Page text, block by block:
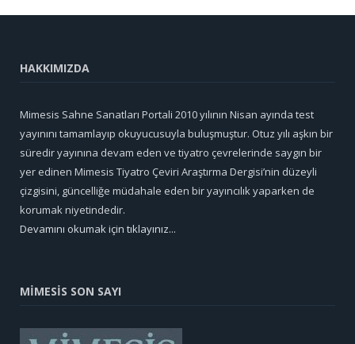
HAKKIMIZDA
Mimesis Sahne Sanatları Portali 2010 yılının Nisan ayında test
yayınını tamamlayıp okuyucusuyla buluşmuştur. Otuz yılı aşkın bir
süredir yayınına devam eden ve tiyatro çevrelerinde saygın bir
yer edinen Mimesis Tiyatro Çeviri Araştırma Dergisi’nin düzeyli
çizgisini, güncelliğe müdahale eden bir yayıncılık yaparken de
korumak niyetindedir.
Devamını okumak için tıklayınız...
MİMESİS SON SAYI